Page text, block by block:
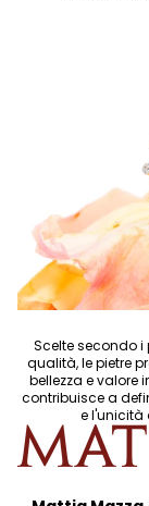
Scelte secondo
qualità, le pietre
bellezza e valore
contribuisce a
e l'unicità